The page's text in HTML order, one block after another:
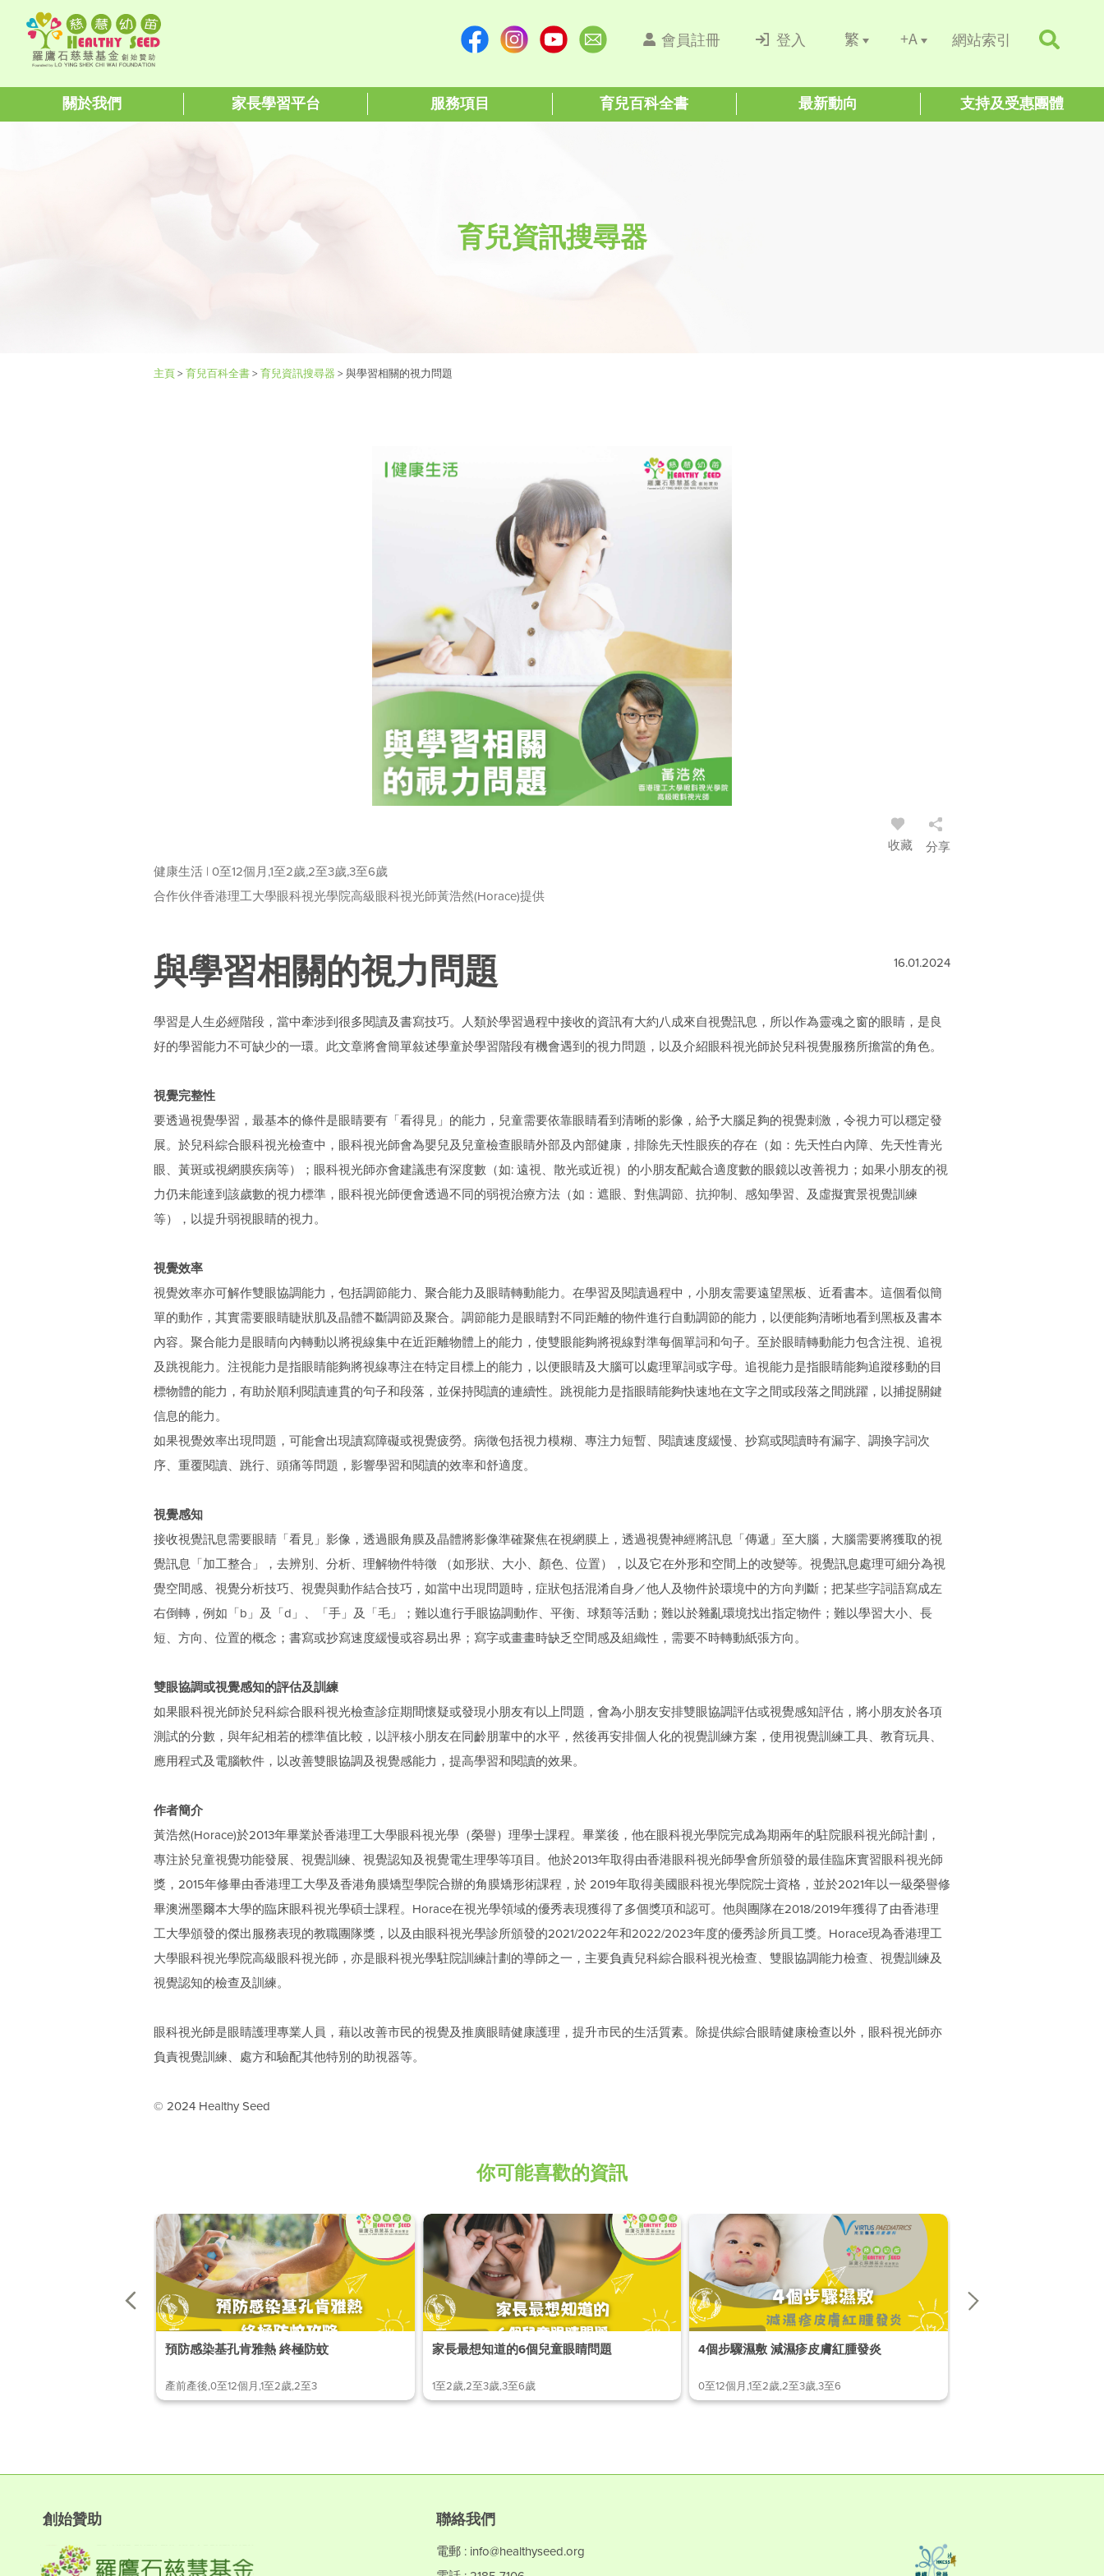
會員註冊 登入 繁 +A 網站索引
關於我們 家長學習平台 服務項目 育兒百科全書 最新動向 支持及受惠團體
育兒資訊搜尋器
主頁> 育兒百科全書> 育兒資訊搜尋器 > 與學習相關的視力問題
收藏
分享
健康生活 | 0至12個月,1至2歲,2至3歲,3至6歲
合作伙伴香港理工大學眼科視光學院高級眼科視光師黃浩然(Horace)提供
與學習相關的視力問題 16.01.2024
學習是人生必經階段，當中牽涉到很多閱讀及書寫技巧。人類於學習過程中接收的資訊有大約八成來自視覺訊息，所以作為靈魂之窗的眼睛，是良
好的學習能力不可缺少的一環。此文章將會簡單敍述學童於學習階段有機會遇到的視力問題，以及介紹眼科視光師於兒科視覺服務所擔當的角色。
視覺完整性
要透過視覺學習，最基本的條件是眼睛要有「看得見」的能力，兒童需要依靠眼睛看到清晰的影像，給予大腦足夠的視覺刺激，令視力可以穩定發
展。於兒科綜合眼科視光檢查中，眼科視光師會為嬰兒及兒童檢查眼睛外部及內部健康，排除先天性眼疾的存在（如：先天性白內障、先天性青光
眼、黃斑或視網膜疾病等）；眼科視光師亦會建議患有深度數（如: 遠視、散光或近視）的小朋友配戴合適度數的眼鏡以改善視力；如果小朋友的視
力仍未能達到該歲數的視力標準，眼科視光師便會透過不同的弱視治療方法（如：遮眼、對焦調節、抗抑制、感知學習、及虛擬實景視覺訓練
等），以提升弱視眼睛的視力。
視覺效率
視覺效率亦可解作雙眼協調能力，包括調節能力、聚合能力及眼睛轉動能力。在學習及閱讀過程中，小朋友需要遠望黑板、近看書本。這個看似簡
單的動作，其實需要眼睛睫狀肌及晶體不斷調節及聚合。調節能力是眼睛對不同距離的物件進行自動調節的能力，以便能夠清晰地看到黑板及書本
內容。聚合能力是眼睛向內轉動以將視線集中在近距離物體上的能力，使雙眼能夠將視線對準每個單詞和句子。至於眼睛轉動能力包含注視、追視
及跳視能力。注視能力是指眼睛能夠將視線專注在特定目標上的能力，以便眼睛及大腦可以處理單詞或字母。追視能力是指眼睛能夠追蹤移動的目
標物體的能力，有助於順利閱讀連貫的句子和段落，並保持閱讀的連續性。跳視能力是指眼睛能夠快速地在文字之間或段落之間跳躍，以捕捉關鍵
信息的能力。
如果視覺效率出現問題，可能會出現讀寫障礙或視覺疲勞。病徵包括視力模糊、專注力短暫、閱讀速度緩慢、抄寫或閱讀時有漏字、調換字詞次
序、重覆閱讀、跳行、頭痛等問題，影響學習和閱讀的效率和舒適度。
視覺感知
接收視覺訊息需要眼睛「看見」影像，透過眼角膜及晶體將影像準確聚焦在視網膜上，透過視覺神經將訊息「傳遞」至大腦，大腦需要將獲取的視
覺訊息「加工整合」，去辨別、分析、理解物件特徵 （如形狀、大小、顏色、位置），以及它在外形和空間上的改變等。視覺訊息處理可細分為視
覺空間感、視覺分析技巧、視覺與動作結合技巧，如當中出現問題時，症狀包括混淆自身／他人及物件於環境中的方向判斷；把某些字詞語寫成左
右倒轉，例如「b」及「d」、「手」及「毛」；難以進行手眼協調動作、平衡、球類等活動；難以於雜亂環境找出指定物件；難以學習大小、長
短、方向、位置的概念；書寫或抄寫速度緩慢或容易出界；寫字或畫畫時缺乏空間感及組織性，需要不時轉動紙張方向。
雙眼協調或視覺感知的評估及訓練
如果眼科視光師於兒科綜合眼科視光檢查診症期間懷疑或發現小朋友有以上問題，會為小朋友安排雙眼協調評估或視覺感知評估，將小朋友於各項
測試的分數，與年紀相若的標準值比較，以評核小朋友在同齡朋輩中的水平，然後再安排個人化的視覺訓練方案，使用視覺訓練工具、教育玩具、
應用程式及電腦軟件，以改善雙眼協調及視覺感能力，提高學習和閱讀的效果。
作者簡介
黃浩然(Horace)於2013年畢業於香港理工大學眼科視光學（榮譽）理學士課程。畢業後，他在眼科視光學院完成為期兩年的駐院眼科視光師計劃，
專注於兒童視覺功能發展、視覺訓練、視覺認知及視覺電生理學等項目。他於2013年取得由香港眼科視光師學會所頒發的最佳臨床實習眼科視光師
獎，2015年修畢由香港理工大學及香港角膜矯型學院合辦的角膜矯形術課程，於 2019年取得美國眼科視光學院院士資格，並於2021年以一級榮譽修
畢澳洲墨爾本大學的臨床眼科視光學碩士課程。Horace在視光學領域的優秀表現獲得了多個獎項和認可。他與團隊在2018/2019年獲得了由香港理
工大學頒發的傑出服務表現的教職團隊獎，以及由眼科視光學診所頒發的2021/2022年和2022/2023年度的優秀診所員工獎。Horace現為香港理工
大學眼科視光學院高級眼科視光師，亦是眼科視光學駐院訓練計劃的導師之一，主要負責兒科綜合眼科視光檢查、雙眼協調能力檢查、視覺訓練及
視覺認知的檢查及訓練。
眼科視光師是眼睛護理專業人員，藉以改善市民的視覺及推廣眼睛健康護理，提升市民的生活質素。除提供綜合眼睛健康檢查以外，眼科視光師亦
負責視覺訓練、處方和驗配其他特別的助視器等。
© 2024 Healthy Seed
你可能喜歡的資訊
預防感染基孔肯雅熱 終極防蚊
產前產後,0至12個月,1至2歲,2至3
家長最想知道的6個兒童眼睛問題
1至2歲,2至3歲,3至6歲
4個步驟濕敷 減濕疹皮膚紅腫發炎
0至12個月,1至2歲,2至3歲,3至6
創始贊助 聯絡我們
電郵 : info@healthyseed.org